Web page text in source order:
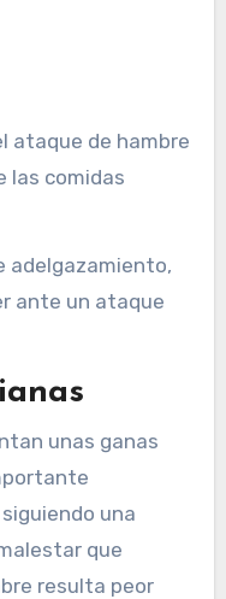
ataque de hambre
las comidas
adelgazamiento,
ante un ataque
unas ganas
una
que
resulta peor